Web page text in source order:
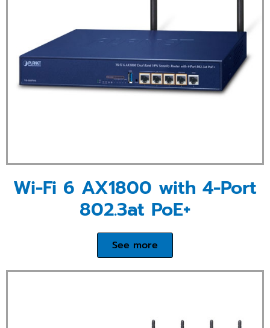
Wi-Fi 6 AX1800 with 4-Port
802.3at PoE+
See more